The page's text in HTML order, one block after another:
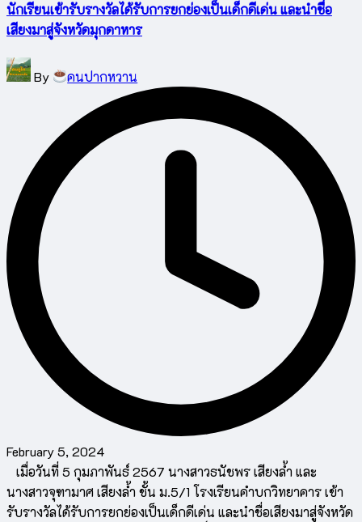
นักเรียนเข้ารับรางวัลได้รับการยกย่องเป็นเด็กดีเด่น และนำชื่อ
เสียงมาสู่จังหวัดมุกดาหาร
Posted
by
By คนปากหวาน
February 5, 2024
เมื่อวันที่ 5 กุมภาพันธ์ 2567 นางสาวธนัชพร เสียงล้ำ และ
นางสาวจุฑามาศ เสียงล้ำ ชั้น ม.5/1 โรงเรียนคำบกวิทยาคาร เข้า
รับรางวัลได้รับการยกย่องเป็นเด็กดีเด่น และนำชื่อเสียงมาสู่จังหวัด